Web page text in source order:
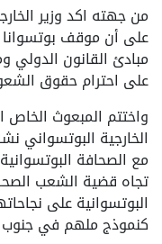
من جهته اكد وزير
على أن موقف
مبادئ القانون الدولي
على احترام حقوق
واختتم المبعوث الخاص
الخارجية البوتسواني
مع الصحافة
تجاه قضية الشعب
البوتسوانية على
كنموذج ملهم في جنوب